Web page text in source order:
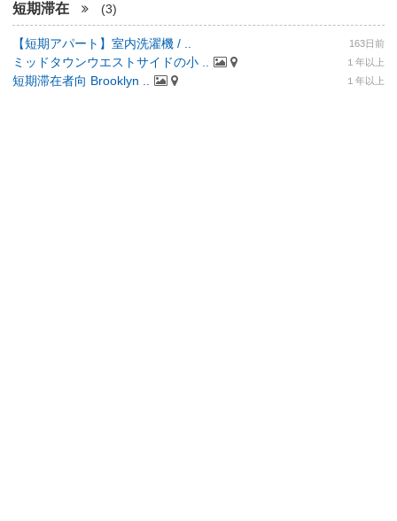
短期滞在 (3)
【短期アパート】室内洗濯機 / .. 163日前
ミッドタウンウエストサイドの小 .. １年以上
短期滞在者向 Brooklyn .. １年以上